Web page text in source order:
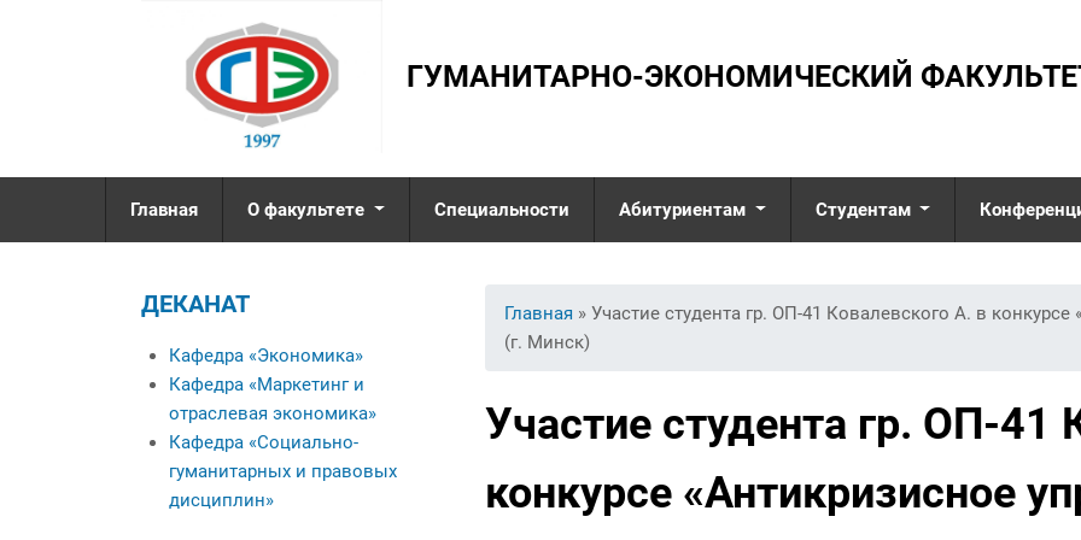
ГУМАНИТАРНО-ЭКОНОМИЧЕСКИЙ
Главная О факультете
Кафедра «Экономика»
отраслевая
экономика»
Кафедра «Социально-
гуманитарных и
правовых дисциплин»
Именные стипендиаты
Специальности Абитуриентам
кафедрами
Университетские
Экскурсия по
факультету
Студентам
Перечень
специализированных
дисциплинам
Правила внутреннего
трудового распорядка
ДЕКАНАТ
Кафедра «Экономика»
Кафедра «Маркетинг и
отраслевая экономика»
Кафедра «Социально-
гуманитарных и правовых
дисциплин»
Вы здесь
Главная » Участие студента гр. ОП-41 Ковалевского А. в
(г. Минск)
Участие студента гр. ОП-41
конкурсе «Антикризисное